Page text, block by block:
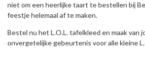
niet om een heerlijke taart te bestellen bij
feestje helemaal af te maken.
Bestel nu het L.O.L. tafelkleed en maak van
onvergetelijke gebeurtenis voor alle kleine